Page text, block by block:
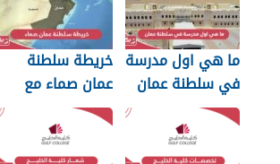
ما هي اول مدرسة
في سلطنة عمان
خريطة سلطنة
عمان صماء مع
المحافظات بدقة
عالية